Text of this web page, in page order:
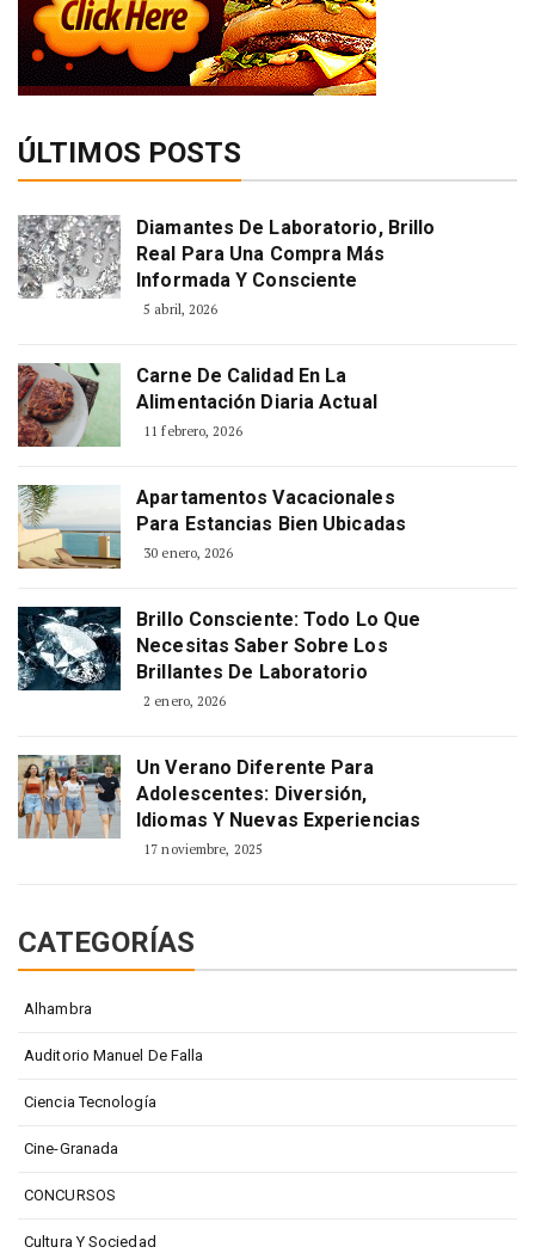
ÚLTIMOS POSTS
Diamantes De Laboratorio, Brillo
Real Para Una Compra Más
Informada Y Consciente
5 abril, 2026
Carne De Calidad En La
Alimentación Diaria Actual
11 febrero, 2026
Apartamentos Vacacionales
Para Estancias Bien Ubicadas
30 enero, 2026
Brillo Consciente: Todo Lo Que
Necesitas Saber Sobre Los
Brillantes De Laboratorio
2 enero, 2026
Un Verano Diferente Para
Adolescentes: Diversión,
Idiomas Y Nuevas Experiencias
17 noviembre, 2025
CATEGORÍAS
Alhambra
Auditorio Manuel De Falla
Ciencia Tecnología
Cine-Granada
CONCURSOS
Cultura Y Sociedad